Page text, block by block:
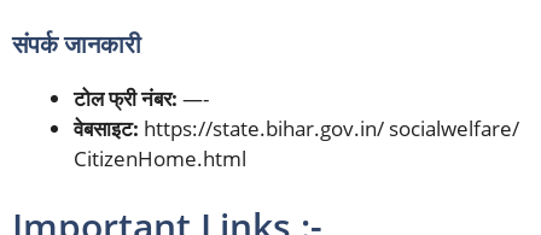
संपर्क जानकारी
टोल फ्री नंबर: —-
वेबसाइट: https://state.bihar.gov.in/ socialwelfare/
CitizenHome.html